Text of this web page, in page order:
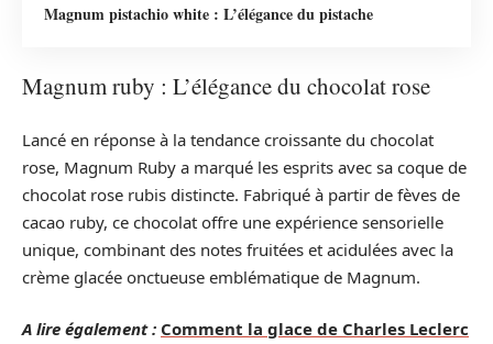
Magnum pistachio white : L’élégance du pistache
Magnum ruby : L’élégance du chocolat rose
Lancé en réponse à la tendance croissante du chocolat
rose, Magnum Ruby a marqué les esprits avec sa coque de
chocolat rose rubis distincte. Fabriqué à partir de fèves de
cacao ruby, ce chocolat offre une expérience sensorielle
unique, combinant des notes fruitées et acidulées avec la
crème glacée onctueuse emblématique de Magnum.
A lire également : Comment la glace de Charles Leclerc